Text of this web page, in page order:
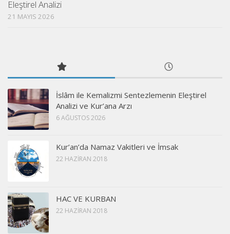
Eleştirel Analizi
21 MAYIS 2026
İslâm ile Kemalizmi Sentezlemenin Eleştirel
Analizi ve Kur’ana Arzı
6 AĞUSTOS 2026
Kur’an’da Namaz Vakitleri ve İmsak
22 HAZIRAN 2018
HAC VE KURBAN
22 HAZIRAN 2018